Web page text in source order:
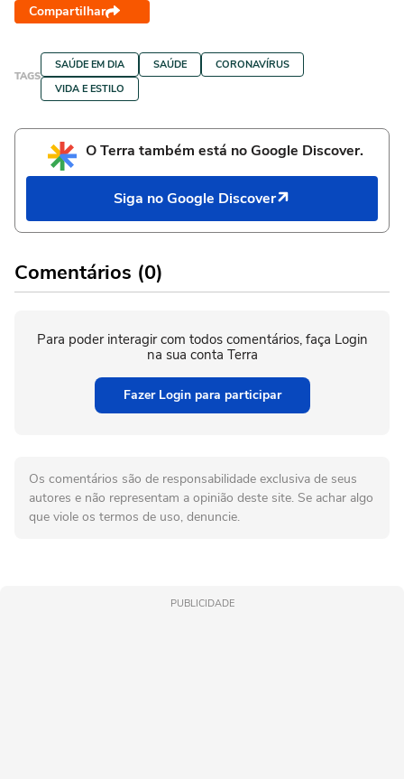
Compartilhar
TAGS
SAÚDE EM DIA SAÚDE
CORONAVÍRUS
VIDA E ESTILO
O Terra também está no Google Discover.
Siga no Google Discover
Comentários (0)
Para poder interagir com todos comentários, faça Login
na sua conta Terra
Fazer Login para participar
Os comentários são de responsabilidade exclusiva de seus
autores e não representam a opinião deste site. Se achar algo
que viole os termos de uso, denuncie.
PUBLICIDADE